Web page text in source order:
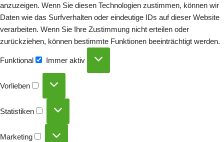
anzuzeigen. Wenn Sie diesen Technologien zustimmen, können wir
Daten wie das Surfverhalten oder eindeutige IDs auf dieser Website
verarbeiten. Wenn Sie Ihre Zustimmung nicht erteilen oder
zurückziehen, können bestimmte Funktionen beeinträchtigt werden.
Funktional Immer aktiv
Vorlieben
Statistiken
Marketing